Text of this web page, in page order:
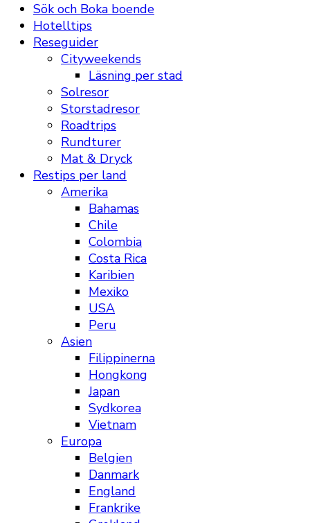
Sök och Boka boende
Hotelltips
Reseguider
Cityweekends
Läsning per stad
Solresor
Storstadresor
Roadtrips
Rundturer
Mat & Dryck
Restips per land
Amerika
Bahamas
Chile
Colombia
Costa Rica
Karibien
Mexiko
USA
Peru
Asien
Filippinerna
Hongkong
Japan
Sydkorea
Vietnam
Europa
Belgien
Danmark
England
Frankrike